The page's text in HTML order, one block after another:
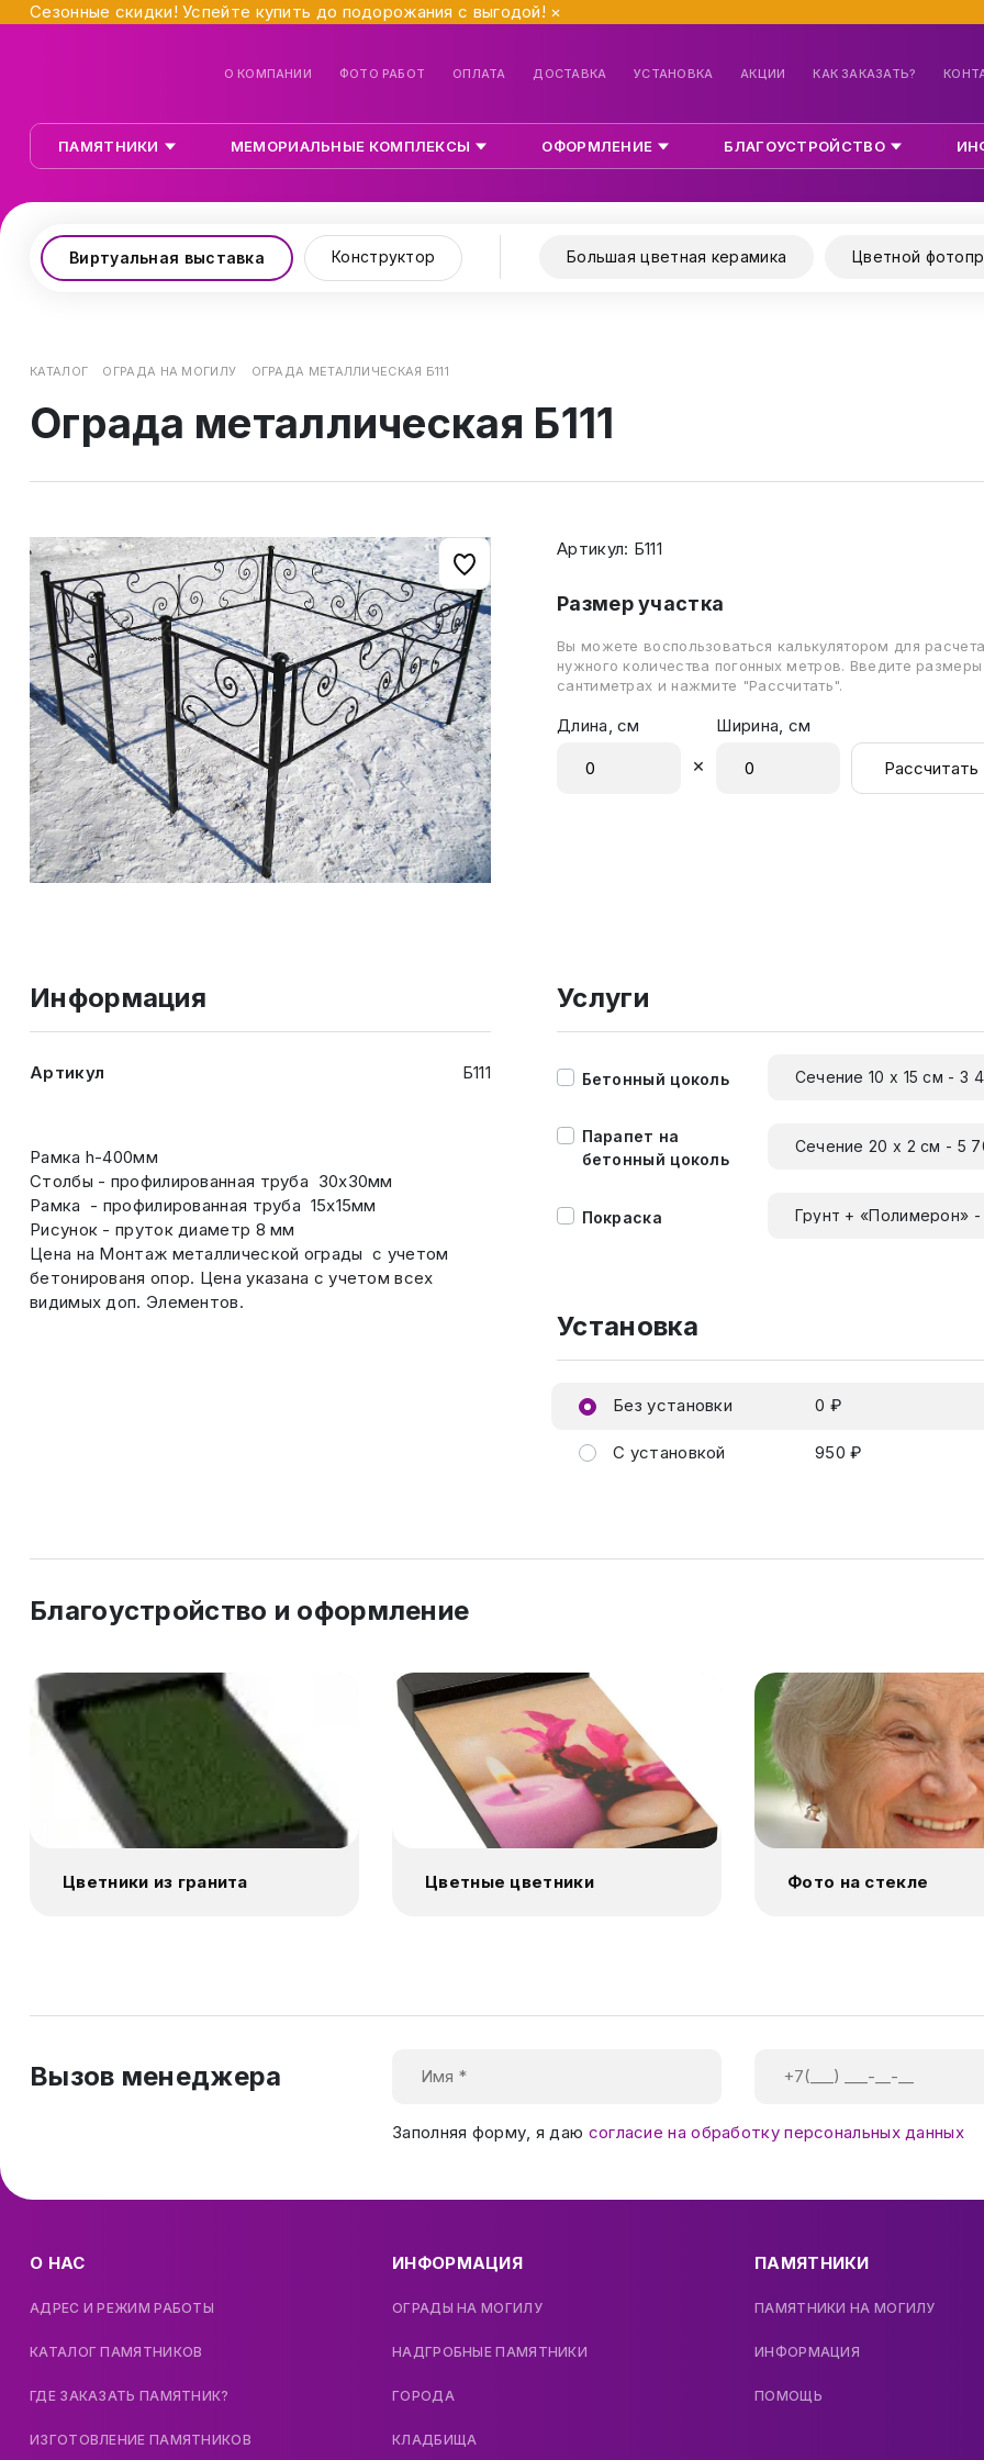
Сезонные скидки! Успейте купить до подорожания с выгодой! ×
О КОМПАНИИ ФОТО РАБОТ ОПЛАТА ДОСТАВКА УСТАНОВКА АКЦИИ КАК ЗАКАЗАТЬ?
ПАМЯТНИКИ МЕМОРИАЛЬНЫЕ КОМПЛЕКСЫ ОФОРМЛЕНИЕ БЛАГОУСТРОЙСТВО
Виртуальная выставка Конструктор Большая цветная керамика Цветной
КАТАЛОГ ОГРАДА НА МОГИЛУ ОГРАДА МЕТАЛЛИЧЕСКАЯ Б111
Ограда металлическая Б111
Артикул: Б111
Размер участка
Вы можете воспользоваться калькулятором для расчета
нужного количества погонных метров. Введите
сантиметрах и нажмите "Рассчитать".
Длина, см
×
Ширина, см
Рассчитать
Информация
Артикул Б111
Рамка h-400мм
Столбы - профилированная труба 30х30мм
Рамка - профилированная труба 15х15мм
Рисунок - пруток диаметр 8 мм
Цена на Монтаж металлической ограды с учетом
бетонированя опор. Цена указана с учетом всех
видимых доп. Элементов.
Услуги
Бетонный цоколь Сечение 10 х 15 см - 3
Парапет на
бетонный цоколь
Сечение 20 х 2 см - 5
Покраска Грунт + «Полимерон»
Установка
Без установки 0 ₽
С установкой 950 ₽
Благоустройство и оформление
Цветники из гранита Цветные цветники Фото на стекле
Вызов менеджера
Заполняя форму, я даю согласие на обработку персональных данных
О НАС
АДРЕС И РЕЖИМ РАБОТЫ
КАТАЛОГ ПАМЯТНИКОВ
ГДЕ ЗАКАЗАТЬ ПАМЯТНИК?
ИЗГОТОВЛЕНИЕ ПАМЯТНИКОВ
ИНФОРМАЦИЯ
ОГРАДЫ НА МОГИЛУ
НАДГРОБНЫЕ ПАМЯТНИКИ
ГОРОДА
КЛАДБИЩА
ПАМЯТНИКИ
ПАМЯТНИКИ НА МОГИЛУ
ИНФОРМАЦИЯ
ПОМОЩЬ